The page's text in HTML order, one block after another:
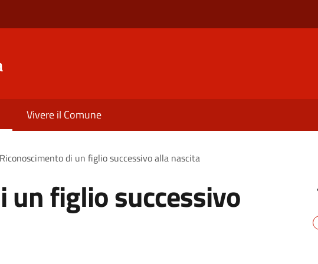
Vivere il Comune
Riconoscimento di un figlio successivo alla nascita
un figlio successivo